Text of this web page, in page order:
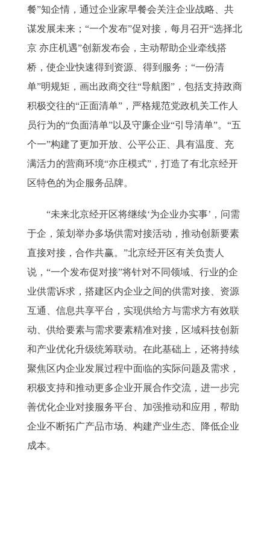
餐”知企情，通过企业家早餐会关注企业战略、共
谋发展未来；“一个发布”促对接，每月召开“选择北
京 亦庄机遇”创新发布会，主动帮助企业牵线搭
桥，使企业快速得到资源、得到服务；“一份清
单”明规矩，画出政商交往“导航图”，包括支持政商
积极交往的“正面清单”，严格规范党政机关工作人
员行为的“负面清单”以及守廉企业“引导清单”。“五
个一”构建了更加开放、公平公正、具有温度、充
满活力的营商环境“亦庄模式”，打造了有北京经开
区特色的为企服务品牌。
“未来北京经开区将继续‘为企业办实事’，问需
于企，策划举办多场供需对接活动，推动创新要素
直接对接，合作共赢。”北京经开区有关负责人
说，“一个发布促对接”将针对不同领域、行业的企
业供需诉求，搭建区内企业之间的供需对接、资源
互通、信息共享平台，实现供给方与需求方有效联
动、供给要素与需求要素精准对接，区域科技创新
和产业优化升级统筹联动。在此基础上，还将持续
聚焦区内企业发展过程中面临的实际问题及需求，
积极支持和推动更多企业开展合作交流，进一步完
善优化企业对接服务平台、加强推动和应用，帮助
企业不断拓广产品市场、构建产业生态、降低企业
成本。